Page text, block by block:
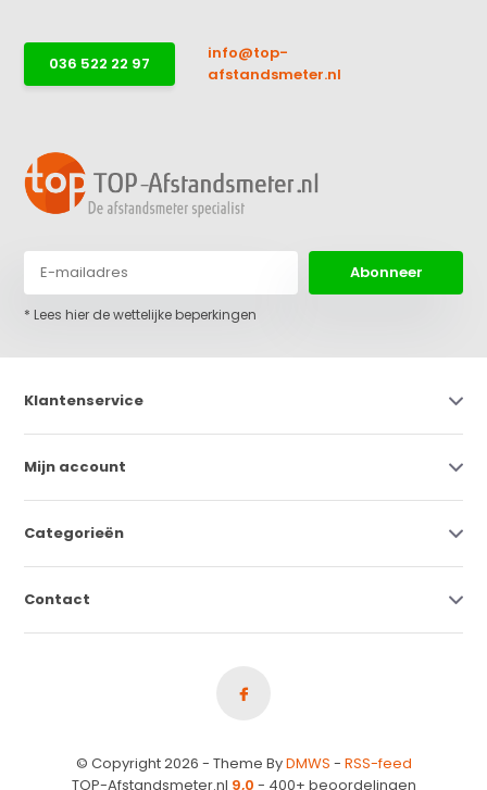
036 522 22 97
info@top-
afstandsmeter.nl
Abonneer
* Lees hier de wettelijke beperkingen
Klantenservice
Mijn account
Categorieën
Contact
© Copyright 2026 - Theme ByDMWS - RSS-feed
TOP-Afstandsmeter.nl 9,0 - 400+ beoordelingen